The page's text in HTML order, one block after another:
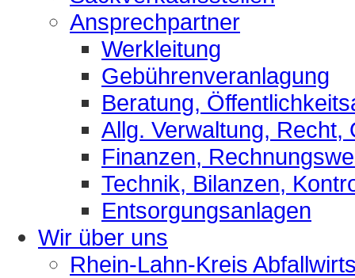
Ansprechpartner
Werkleitung
Gebührenveranlagung
Beratung,
Allg. Verwaltung, Recht,
Finanzen,
Technik, Bilanzen,
Entsorgungsanlagen
Wir über uns
Rhein-Lahn-Kreis